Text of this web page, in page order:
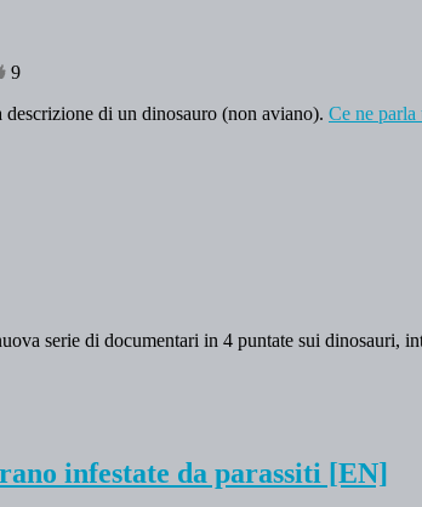
9
di un dinosauro (non aviano). Ce ne
serie di documentari in 4 puntate sui dinosauri,
infestate da parassiti [EN]